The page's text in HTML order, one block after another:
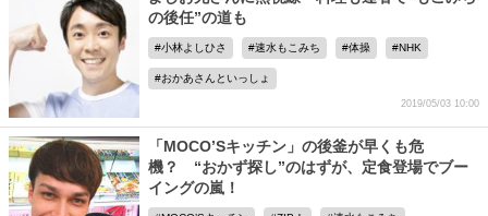
の後任”の道も
小林よしひさ 速水もこみち 体操 NHK
おかあさんといっしょ
2019/05/03 10:00
「MOCO’Sキッチン」の後釜が早くも危
機？ “おかず探し”のはずが、定食登場でブー
イングの嵐！